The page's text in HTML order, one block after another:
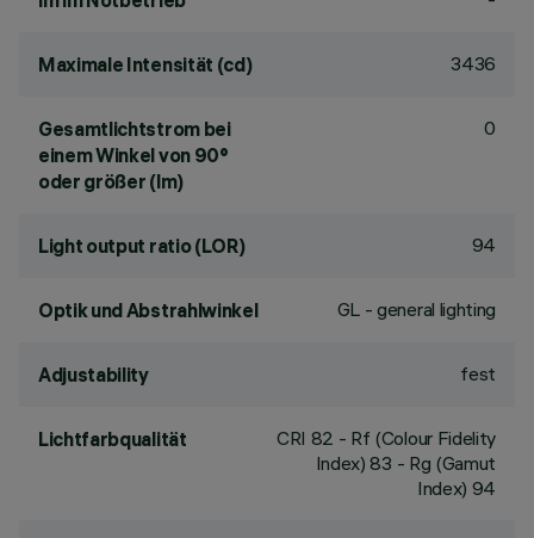
Maximale Intensität (cd) 3436
Gesamtlichtstrom bei
einem Winkel von 90°
oder größer (lm)
0
Light output ratio (LOR) 94
Optik und Abstrahlwinkel GL - general lighting
Adjustability fest
Lichtfarbqualität CRI 82 - Rf (Colour Fidelity
Index) 83 - Rg (Gamut
Index) 94